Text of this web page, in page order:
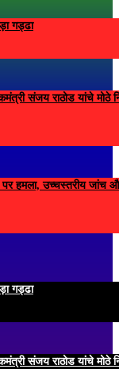
गड्ढा
संजय राठोड यांचे मोठे
पर हमला, उच्चस्तरीय जांच
गड्ढा
संजय राठोड यांचे मोठे